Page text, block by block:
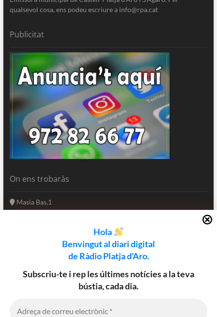
Hola
Benvingut al diari digital
de Ràdio Platja d'Aro.
Subscriu-te i rep les últimes notícies a la teva
bústia, cada dia.
qualsevol cosa, ens podeu escriure a info@rpa.cat
Publicitat
On ens trobaràs
Masia Bas,1
17250 Platja d'Aro
informatius@rpa.cat
per oferir-vos l’experiència més